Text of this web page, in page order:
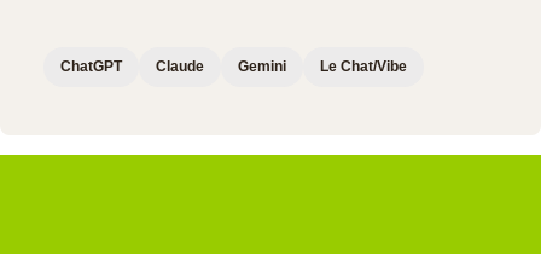
ChatGPT Claude Gemini Le Chat/Vibe